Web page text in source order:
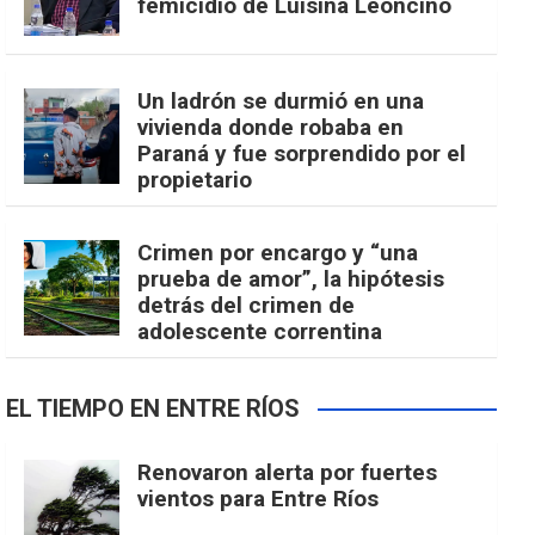
femicidio de Luisina Leoncino
Un ladrón se durmió en una
vivienda donde robaba en
Paraná y fue sorprendido por el
propietario
Crimen por encargo y “una
prueba de amor”, la hipótesis
detrás del crimen de
adolescente correntina
EL TIEMPO EN ENTRE RÍOS
Renovaron alerta por fuertes
vientos para Entre Ríos